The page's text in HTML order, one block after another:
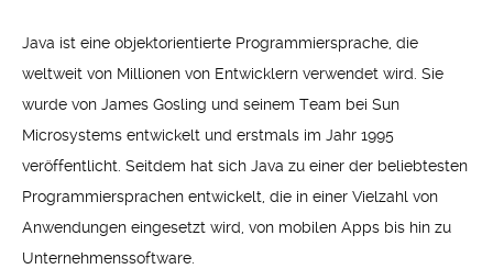
Java ist eine objektorientierte Programmiersprache, die
weltweit von Millionen von Entwicklern verwendet wird. Sie
wurde von James Gosling und seinem Team bei Sun
Microsystems entwickelt und erstmals im Jahr 1995
veröffentlicht. Seitdem hat sich Java zu einer der beliebtesten
Programmiersprachen entwickelt, die in einer Vielzahl von
Anwendungen eingesetzt wird, von mobilen Apps bis hin zu
Unternehmenssoftware.